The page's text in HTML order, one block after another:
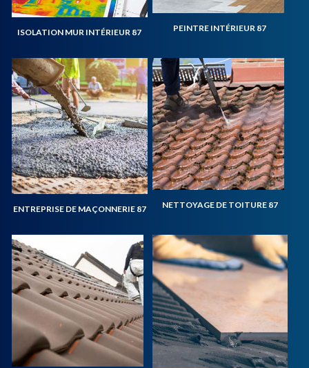
ISOLATION MUR INTÉRIEUR 87 PEINTRE INTÉRIEUR 87
ENTREPRISE DE MAÇONNERIE 87 NETTOYAGE DE TOITURE 87